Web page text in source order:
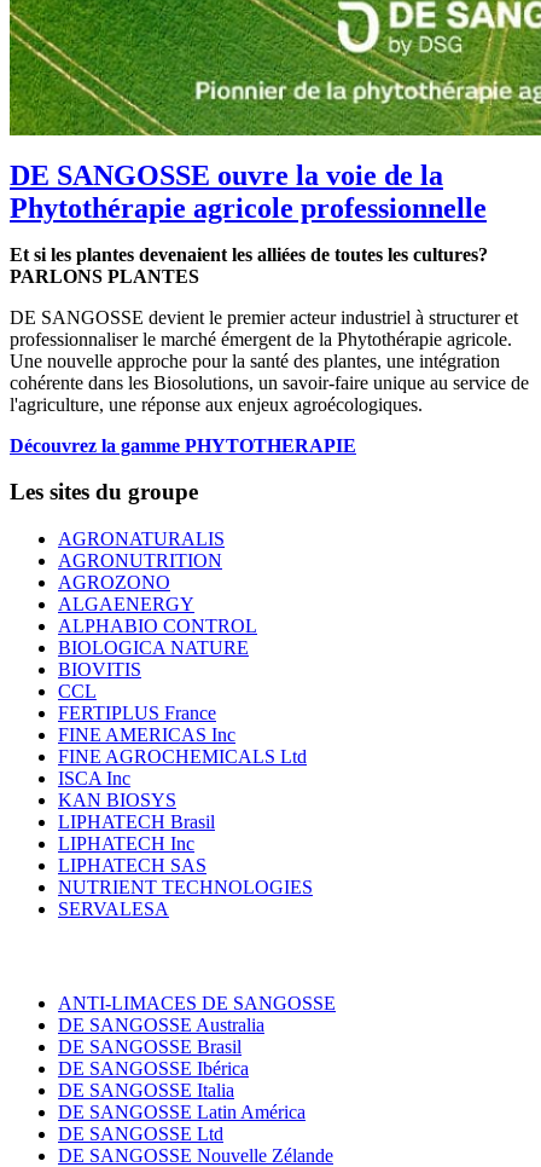
DE SANGOSSE ouvre la voie de la
Phytothérapie agricole professionnelle
Et si les plantes devenaient les alliées de toutes les cultures?
PARLONS PLANTES
DE SANGOSSE devient le premier acteur industriel à structurer et
professionnaliser le marché émergent de la Phytothérapie agricole.
Une nouvelle approche pour la santé des plantes, une intégration
cohérente dans les Biosolutions, un savoir-faire unique au service de
l'agriculture, une réponse aux enjeux agroécologiques.
Découvrez la gamme PHYTOTHERAPIE
Les sites du groupe
AGRONATURALIS
AGRONUTRITION
AGROZONO
ALGAENERGY
ALPHABIO CONTROL
BIOLOGICA NATURE
BIOVITIS
CCL
FERTIPLUS France
FINE AMERICAS Inc
FINE AGROCHEMICALS Ltd
ISCA Inc
KAN BIOSYS
LIPHATECH Brasil
LIPHATECH Inc
LIPHATECH SAS
NUTRIENT TECHNOLOGIES
SERVALESA
ANTI-LIMACES DE SANGOSSE
DE SANGOSSE Australia
DE SANGOSSE Brasil
DE SANGOSSE Ibérica
DE SANGOSSE Italia
DE SANGOSSE Latin América
DE SANGOSSE Ltd
DE SANGOSSE Nouvelle Zélande